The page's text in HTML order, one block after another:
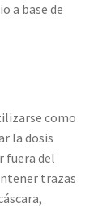
a base de
como
la dosis
fuera del
trazas